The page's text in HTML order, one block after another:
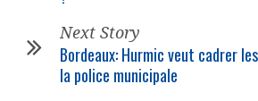
Next Story
Bordeaux: Hurmic veut cadrer
la police municipale